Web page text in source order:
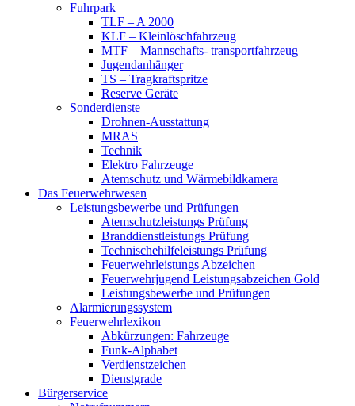
Fuhrpark
TLF – A 2000
KLF – Kleinlöschfahrzeug
MTF – Mannschafts- transportfahrzeug
Jugendanhänger
TS – Tragkraftspritze
Reserve Geräte
Sonderdienste
Drohnen-Ausstattung
MRAS
Technik
Elektro Fahrzeuge
Atemschutz und Wärmebildkamera
Das Feuerwehrwesen
Leistungsbewerbe und Prüfungen
Atemschutzleistungs Prüfung
Branddienstleistungs Prüfung
Technischehilfeleistungs Prüfung
Feuerwehrleistungs Abzeichen
Feuerwehrjugend Leistungsabzeichen Gold
Leistungsbewerbe und Prüfungen
Alarmierungssystem
Feuerwehrlexikon
Abkürzungen: Fahrzeuge
Funk-Alphabet
Verdienstzeichen
Dienstgrade
Bürgerservice